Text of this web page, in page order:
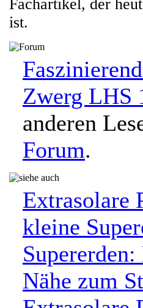
Fachartikel, der
ist.
Zwerg LHS
anderen
Forum.
Extrasolare
kleine
Nähe zum